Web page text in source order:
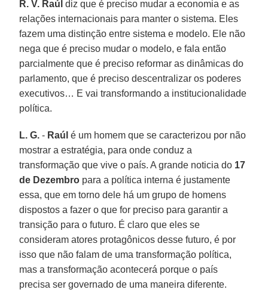
R. V. Raúl diz que é preciso mudar a economia e as
relações internacionais para manter o sistema. Eles
fazem uma distinção entre sistema e modelo. Ele não
nega que é preciso mudar o modelo, e fala então
parcialmente que é preciso reformar as dinâmicas do
parlamento, que é preciso descentralizar os poderes
executivos… E vai transformando a institucionalidade
política.
L. G. - Raúl é um homem que se caracterizou por não
mostrar a estratégia, para onde conduz a
transformação que vive o país. A grande noticia do 17
de Dezembro para a política interna é justamente
essa, que em torno dele há um grupo de homens
dispostos a fazer o que for preciso para garantir a
transição para o futuro. É claro que eles se
consideram atores protagônicos desse futuro, é por
isso que não falam de uma transformação política,
mas a transformação acontecerá porque o país
precisa ser governado de uma maneira diferente.